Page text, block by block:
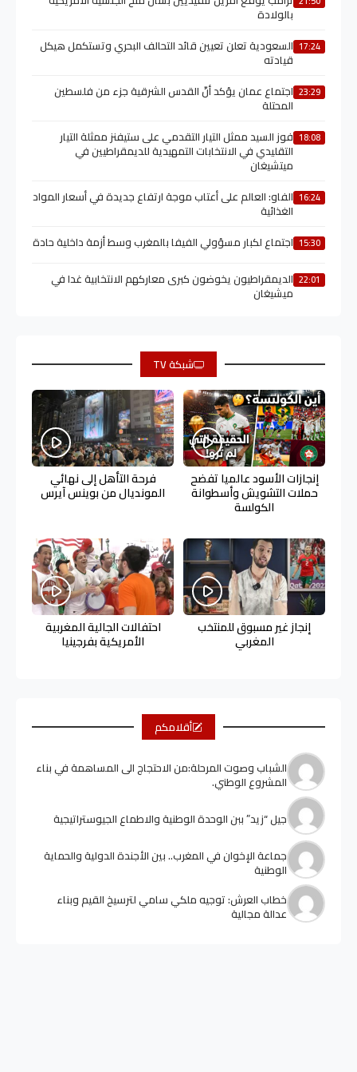
بالولادة
17:24 السعودية تعلن تعيين قائد التحالف البحري وتستكمل هيكل
قيادته
23:29 اجتماع عمان يؤكد أنّ القدس الشرقية جزء من فلسطين
المحتلة
18:08 فوز السيد ممثل التيار التقدمي على ستيفنز ممثلة التيار
التقليدي في الانتخابات التمهيدية للديمقراطيين في
ميتشيغان
16:24 الفاو: العالم على أعتاب موجة ارتفاع جديدة في أسعار المواد
الغذائية
15:30 اجتماع لكبار مسؤولي الفيفا بالمغرب وسط أزمة داخلية حادة
22:01 الديمقراطيون يخوضون كبرى معاركهم الانتخابية غدا في
ميشيغان
شبكة TV
إنجازات الأسود عالميا تفضح
حملات التشويش وأسطوانة
الكولسة
فرحة التأهل إلى نهائي
المونديال من بوينس آيرس
إنجاز غير مسبوق للمنتخب
المغربي
احتفالات الجالية المغربية
الأمريكية بفرجينيا
أقلامكم
الشباب وصوت المرحلة:من الاحتجاج الى المساهمة في بناء
المشروع الوطني.
جيل “زيد” ببن الوحدة الوطنية والاطماع الجيوستراتيجية
جماعة الإخوان في المغرب.. بين الأجندة الدولية والحماية
الوطنية
خطاب العرش: توجيه ملكي سامي لترسيخ القيم وبناء
عدالة مجالية